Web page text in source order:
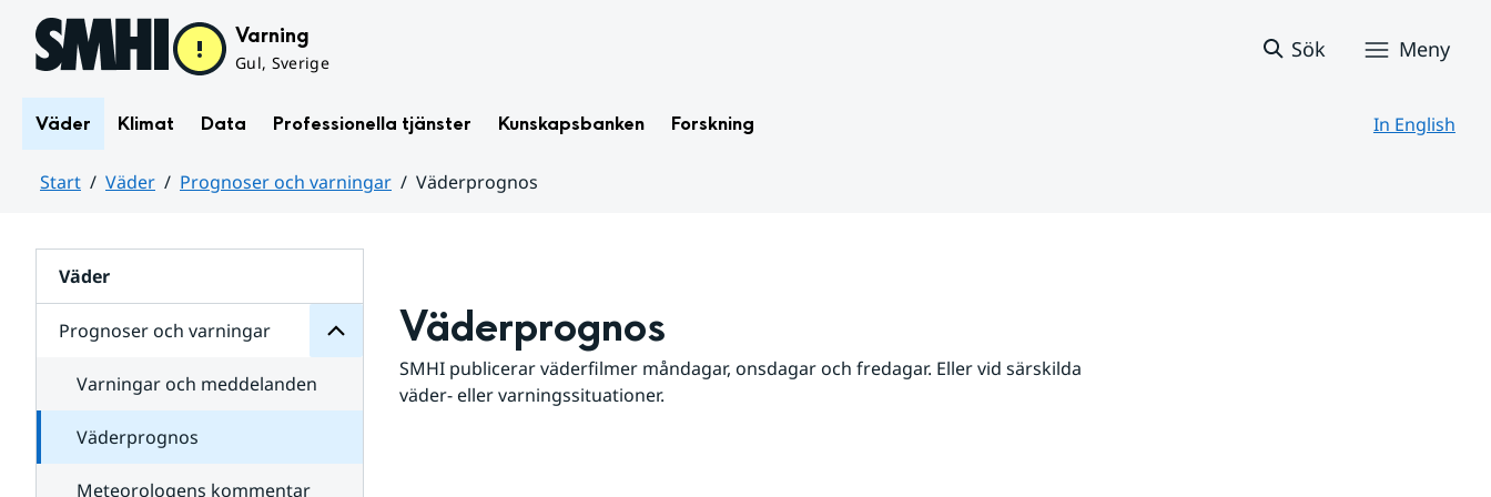
Hoppa till sidans innehåll Varning
Gul, Sverige
Sök Meny
Väder Klimat Data Professionella tjänster Kunskapsbanken Forskning In English
Start Väder Prognoser och varningar
Väderprognos
Väder
Prognoser och varningar
för
varningar
Varningar och meddelanden
Väderprognos
Meteorologens kommentar
Väderprognos
SMHI publicerar väderfilmer måndagar, onsdagar och fredagar. Eller vid särskilda
väder- eller varningssituationer.